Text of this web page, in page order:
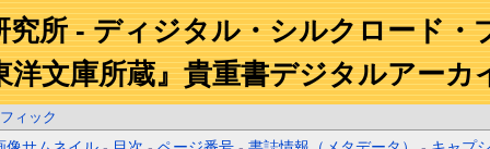
究所 - ディジタル・シルクロード・
洋文庫所蔵』貴重書デジタルアーカ
ィック